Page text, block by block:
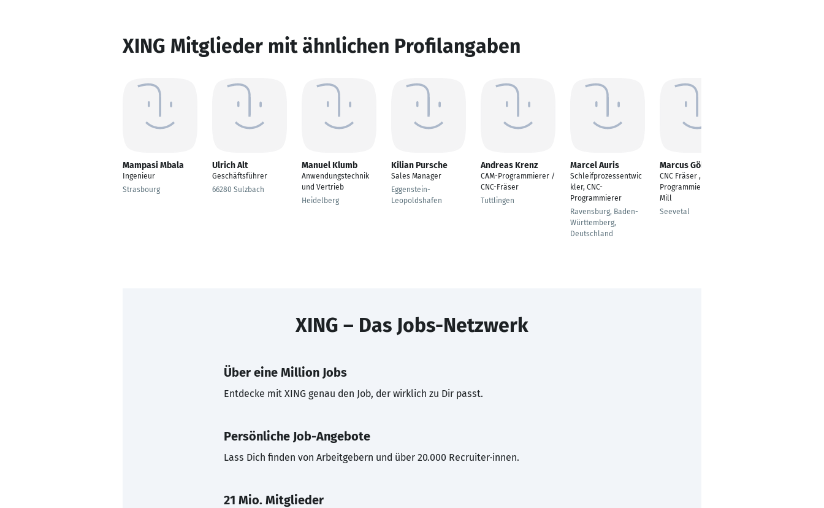
XING Mitglieder mit ähnlichen Profilangaben
Mampasi Mbala
Ingenieur
Strasbourg
Ulrich Alt
Geschäftsführer
66280 Sulzbach
Manuel Klumb
Anwendungstechnik
und Vertrieb
Heidelberg
Kilian Pursche
Sales Manager
Eggenstein-
Leopoldshafen
Andreas Krenz
CAM-Programmierer /
CNC-Fräser
Tuttlingen
Marcel Auris
Schleifprozessentwic
kler, CNC-
Programmierer
Ravensburg, Baden-
Württemberg,
Deutschland
Marcus Göbel
CNC Fräser , CAD CAM
Programmierer Hyper
Mill
Seevetal
XING – Das Jobs-Netzwerk
Über eine Million Jobs
Entdecke mit XING genau den Job, der wirklich zu Dir passt.
Persönliche Job-Angebote
Lass Dich finden von Arbeitgebern und über 20.000 Recruiter·innen.
21 Mio. Mitglieder